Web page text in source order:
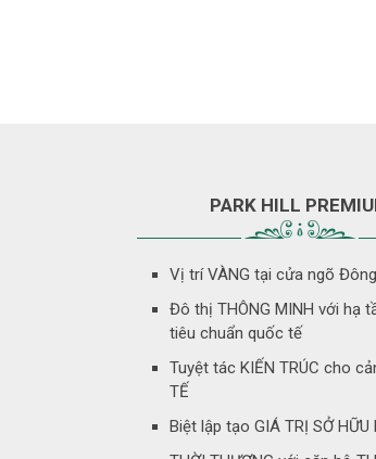
PARK HILL
Vị trí VÀNG tại cửa ngõ
Đô thị THÔNG MINH với hạ
tiêu chuẩn quốc tế
Tuyệt tác KIẾN TRÚC cho
TẾ
Biệt lập tạo GIÁ TRỊ SỞ HỮU